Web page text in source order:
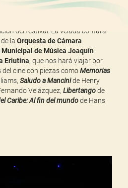
del festival. La velada contará
de laOrquesta de Cámara
de Música Joaquín
Eriutina, que nos hará viajar por
del cine con piezas comoMemorias
Saludo a Mancinide Henry
Velázquez,Libertangode
Caribe: Al fin del mundode Hans